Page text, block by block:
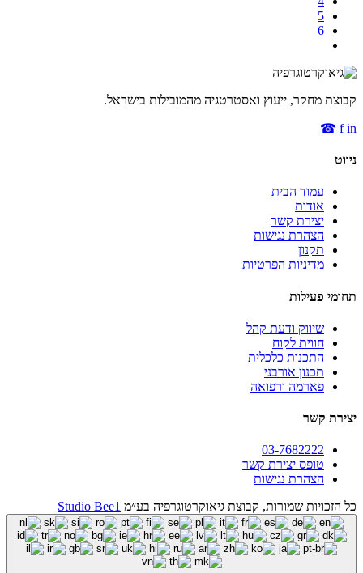
5
6
קבוצת מחקר, ייעוץ ואסטרטגיה מהמובילות בישראל.
f in
☎
ניווט
עמוד הבית
אודות
יצירת קשר
הצהרת נגישות
תקנון
מדיניות הפרטיות
תחומי פעילות
שיווק ודעת קהל
חווית לקוח
התכנות כלכלית
תכנון אורבני
פארמה ורפואה
יצירת קשר
03-7682222
טופס יצירת קשר
הצהרת נגישות
כל הזכויות שמורות, קבוצת גיאוקרטוגרפיה בע״מ Studio Bee1